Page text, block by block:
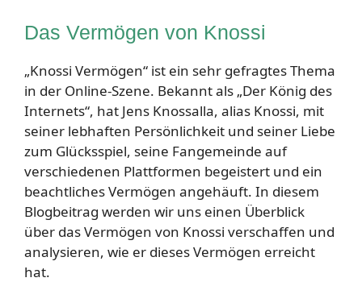
Das Vermögen von Knossi
„Knossi Vermögen“ ist ein sehr gefragtes Thema
in der Online-Szene. Bekannt als „Der König des
Internets“, hat Jens Knossalla, alias Knossi, mit
seiner lebhaften Persönlichkeit und seiner Liebe
zum Glücksspiel, seine Fangemeinde auf
verschiedenen Plattformen begeistert und ein
beachtliches Vermögen angehäuft. In diesem
Blogbeitrag werden wir uns einen Überblick
über das Vermögen von Knossi verschaffen und
analysieren, wie er dieses Vermögen erreicht
hat.